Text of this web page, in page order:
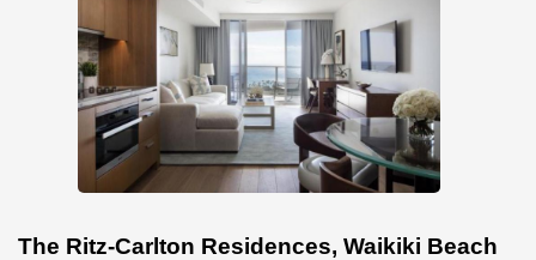
The Ritz-Carlton Residences, Waikiki Beach